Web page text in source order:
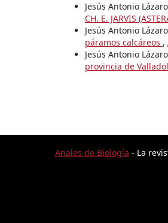
Jesús Antonio
CH. E. JARVIS
Jesús Antonio
páramos calcáreos ,
Jesús Antonio
provincia de
Anales de Biología - La